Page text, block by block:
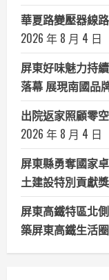
華夏路變壓器線
2026 年 8 月 4 日
屏東好味魅力持
落幕 展現南國品
出院返家照顧零
2026 年 8 月 4 日
屏東縣勇奪國家
土建設特別貢獻獎
屏東高鐵特區北
築屏東高鐵生活圈